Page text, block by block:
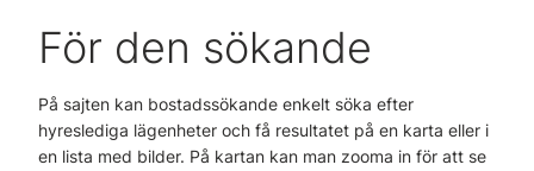
För den sökande
På sajten kan bostadssökande enkelt söka efter
hyreslediga lägenheter och få resultatet på en karta eller i
en lista med bilder. På kartan kan man zooma in för att se